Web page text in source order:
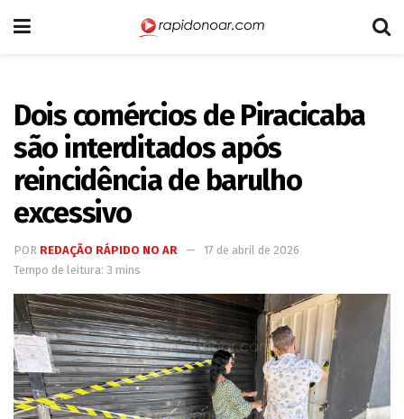
Dois comércios de Piracicaba
são interditados após
reincidência de barulho
excessivo
POR REDAÇÃO RÁPIDO NO AR
17 de abril de 2026
Tempo de leitura: 3 mins